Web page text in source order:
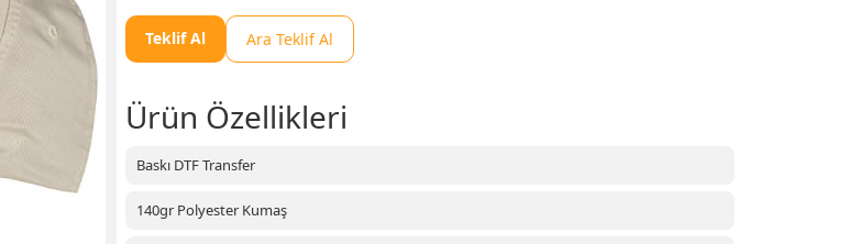
Teklif Al Ara Teklif Al
Ürün Özellikleri
Baskı DTF Transfer
140gr Polyester Kumaş